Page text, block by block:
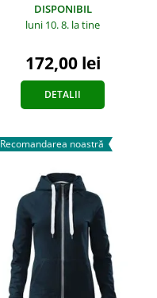
DISPONIBIL
luni 10. 8. la tine
172,00 lei
DETALII
Recomandarea noastră